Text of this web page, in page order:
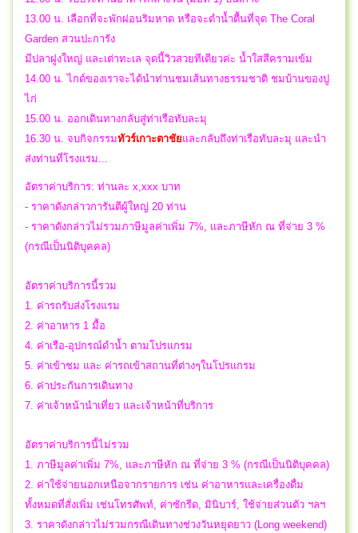
13.00 น. เลือกที่จะพักผ่อนริมหาด หรือจะดำน้ำตื้นที่จุด The Coral
Garden สวนปะการัง
มีปลาฝูงใหญ่ และเต่าทะเล จุดนี้วิวสวยทีเดียวค่ะ น้ำใสสีครามเข้ม
14.00 น. ไกด์ของเราจะได้นำท่านชมเส้นทางธรรมชาติ ชมบ้านของปู
ไก่
15.00 น. ออกเดินทางกลับสู่ท่าเรือทับละมุ
16.30 น. จบกิจกรรมทัวร์เกาะตาชัยและกลับถึงท่าเรือทับละมุ และนำ
ส่งท่านที่โรงแรม...
อัตราค่าบริการ: ท่านละ x,xxx บาท
- ราคาดังกล่าวการันตีผู้ใหญ่ 20 ท่าน
- ราคาดังกล่าวไม่รวมภาษีมูลค่าเพิ่ม 7%, และภาษีหัก ณ ที่จ่าย 3 %
(กรณีเป็นนิติบุคคล)
อัตราค่าบริการนี้รวม
1. ค่ารถรับส่งโรงแรม
2. ค่าอาหาร 1 มื้อ
4. ค่าเรือ-อุปกรณ์ดำน้ำ ตามโปรแกรม
5. ค่าเข้าชม และ ค่ารถเข้าสถานที่ต่างๆในโปรแกรม
6. ค่าประกันการเดินทาง
7. ค่าเจ้าหน้านำเที่ยว และเจ้าหน้าที่บริการ
อัตราค่าบริการนี้ไม่รวม
1. ภาษีมูลค่าเพิ่ม 7%, และภาษีหัก ณ ที่จ่าย 3 % (กรณีเป็นนิติบุคคล)
2. ค่าใช้จ่ายนอกเหนือจากรายการ เช่น ค่าอาหารและเครื่องดื่ม
ทั้งหมดที่สั่งเพิ่ม เช่นโทรศัพท์, ค่าซักรีด, มินิบาร์, ใช้จ่ายส่วนตัว ฯลฯ
3. ราคาดังกล่าวไม่รวมกรณีเดินทางช่วงวันหยุดยาว (Long weekend)